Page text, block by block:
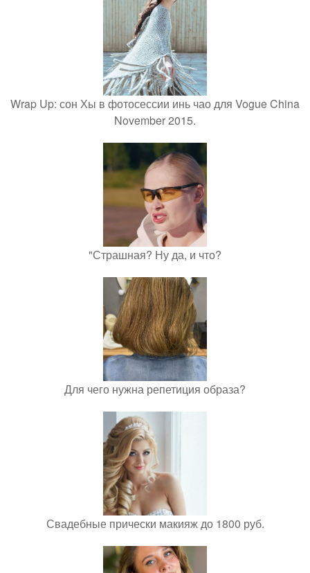
Wrap Up: сон Хы в фотосессии инь чао для Vogue China
November 2015.
"Страшная? Ну да, и что?
Для чего нужна репетиция образа?
Свадебные прически макияж до 1800 руб.